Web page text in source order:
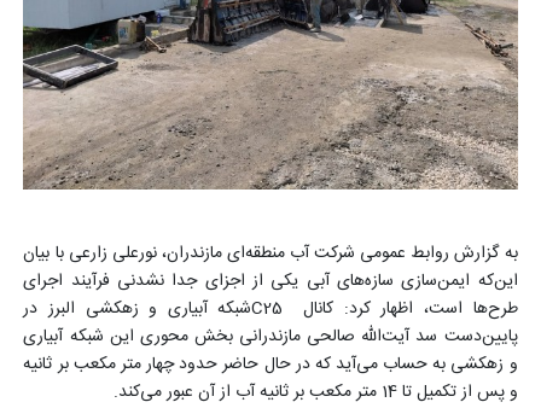
به گزارش روابط عمومی شرکت آب منطقه‌ای مازندران، نورعلی زارعی با بیان
این‌که ایمن‌سازی سازه‌های آبی یکی از اجزای جدا نشدنی فرآیند اجرای
طرح‌ها است، اظهار کرد: کانال C25شبکه آبیاری و زهکشی البرز در
پایین‌دست سد آیت‌الله صالحی مازندرانی بخش محوری این شبکه آبیاری
و زهکشی به حساب می‌آید که در حال حاضر حدود چهار متر مکعب بر ثانیه
و پس از تکمیل تا 14 متر مکعب بر ثانیه آب از آن عبور می‌کند.